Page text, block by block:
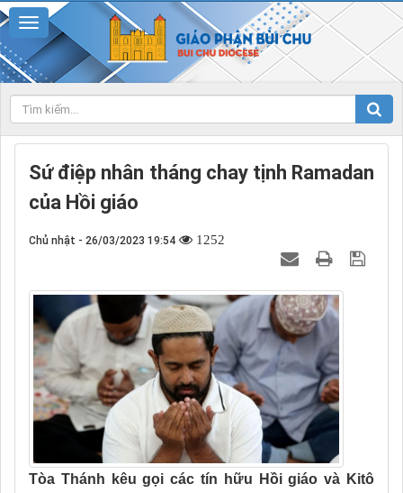
Sứ điệp nhân tháng chay tịnh Ramadan
của Hồi giáo
Chủ nhật - 26/03/2023 19:54 1252
Tòa Thánh kêu gọi các tín hữu Hồi giáo và Kitô